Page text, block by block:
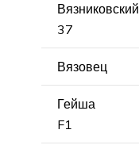
Вязниковский
37
Вязовец
Гейша
F1